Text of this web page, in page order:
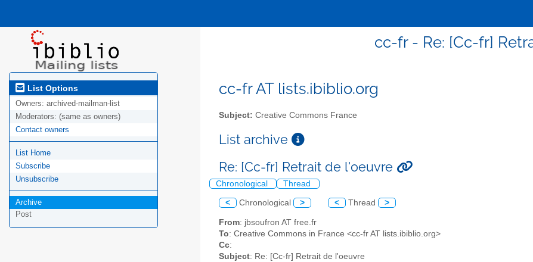
cc-fr - Re: [Cc-fr]
List Options
Owners: archived-mailman-list
Moderators: (same as owners)
Contact owners
List Home
Subscribe
Unsubscribe
Archive
Post
cc-fr AT lists.ibiblio.org
Subject: Creative Commons France
List archive
Re: [Cc-fr] Retrait de l'oeuvre
Chronological Thread
< Chronological > < Thread >
From: jbsoufron AT free.fr
To: Creative Commons in France <cc-fr AT lists.ibiblio.org>
Cc:
Subject: Re: [Cc-fr] Retrait de l'oeuvre